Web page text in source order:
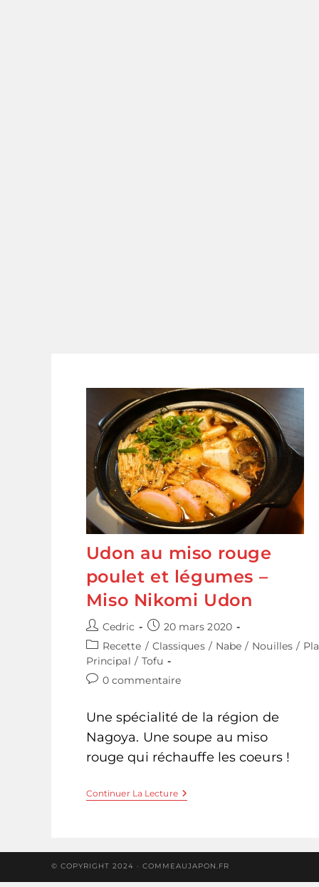
Udon au miso rouge
poulet et légumes –
Miso Nikomi Udon
Auteur/autrice
de
la
publication :
Cedric
Publication
publiée :
20 mars 2020
Post
category:
Recette / Classiques / Nabe / Nouilles /
Principal / Tofu
Commentaires
publication :
0 commentaire
Une spécialité de la région de
Nagoya. Une soupe au miso
rouge qui réchauffe les coeurs !
Continuer La LectureUdon
Au
Et
Légumes
© COPYRIGHT 2024 · COMMEAUJAPON.FR